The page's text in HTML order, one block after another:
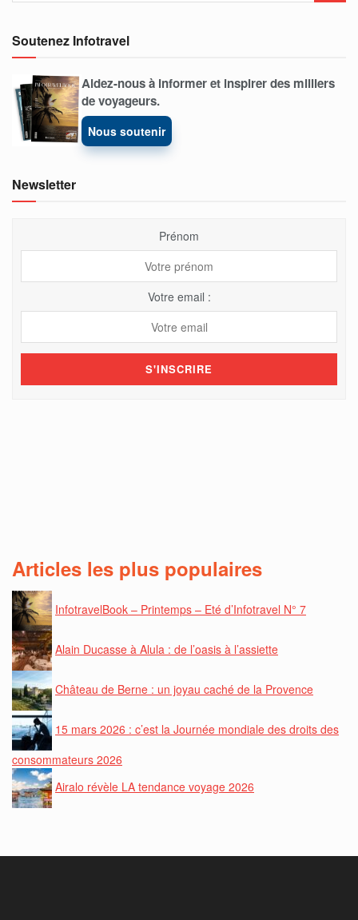
Soutenez Infotravel
Aidez-nous à informer et inspirer des milliers
de voyageurs.
Nous soutenir
Newsletter
Prénom
Votre email :
Articles les plus populaires
InfotravelBook – Printemps – Eté d’Infotravel N° 7
Alain Ducasse à Alula : de l’oasis à l’assiette
Château de Berne : un joyau caché de la Provence
15 mars 2026 : c’est la Journée mondiale des droits des
consommateurs 2026
Airalo révèle LA tendance voyage 2026